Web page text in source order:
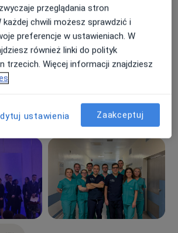
niektórymi adresami)
16 lat (Tylko pod niektórymi
lokalizacje (3)
przeglądania stron
każdej chwili możesz sprawdzić i
preferencje w ustawieniach. W
również linki do polityk
trzecich. Więcej informacji znajdziesz
ustawienia Zaakceptuj